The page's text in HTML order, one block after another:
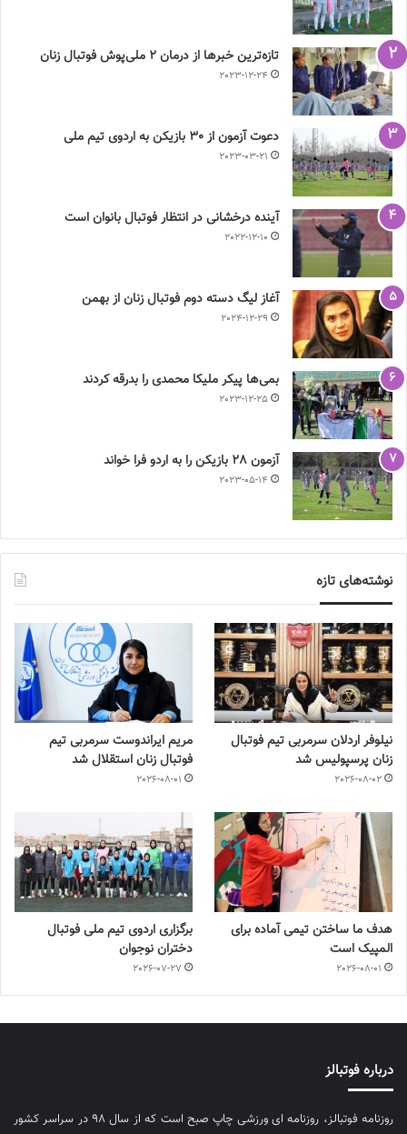
تازه‌ترین خبرها از درمان ۲ ملی‌پوش فوتبال زنان
2023-12-24
دعوت آزمون از 30 بازیکن به اردوی تیم ملی
2023-03-21
آینده درخشانی در انتظار فوتبال بانوان است
2022-12-10
آغاز لیگ دسته دوم فوتبال زنان از بهمن
2024-12-29
بمی‌ها پیکر ملیکا محمدی را بدرقه کردند
2023-12-25
آزمون 28 بازیکن را به اردو فرا خواند
2023-05-14
نوشته‌های تازه
نیلوفر اردلان سرمربی تیم فوتبال
زنان پرسپولیس شد
2026-08-02
مریم ایراندوست سرمربی تیم
فوتبال زنان استقلال شد
2026-08-01
هدف ما ساختن تیمی آماده برای
المپیک است
2026-08-01
برگزاری اردوی تیم ملی فوتبال
دختران نوجوان
2026-07-27
درباره فوتبالز
روزنامه فوتبالز، روزنامه ای ورزشی چاپ صبح است که از سال ۹۸ در سراسر کشور